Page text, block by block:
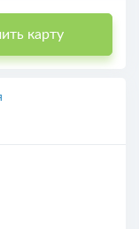
карту